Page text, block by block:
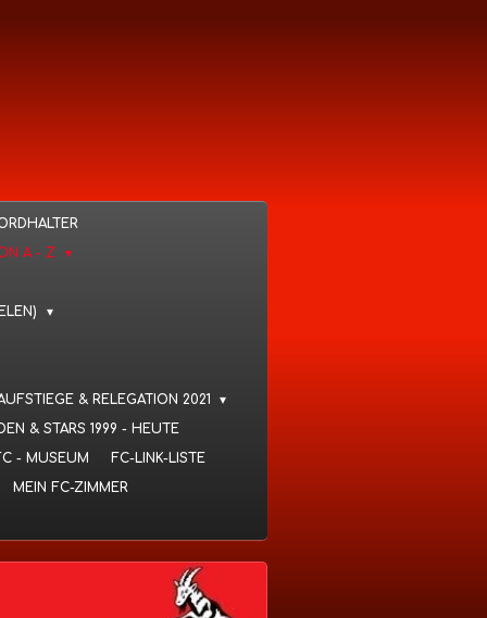
A - Z
& RELEGATION 2021
& STARS 1999 - HEUTE
- MUSEUM
FC-LINK-LISTE
MEIN FC-ZIMMER